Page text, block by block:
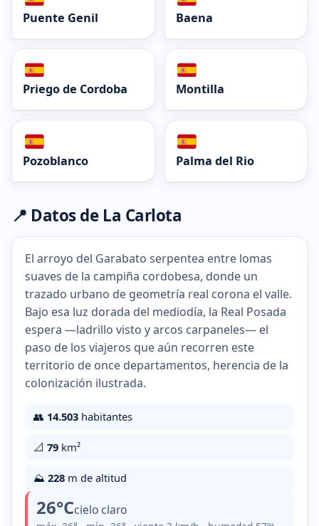
Puente Genil Baena
Priego de Cordoba Montilla
Pozoblanco Palma del Rio
📍 Datos de La Carlota
El arroyo del Garabato serpentea entre lomas
suaves de la campiña cordobesa, donde un
trazado urbano de geometría real corona el valle.
Bajo esa luz dorada del mediodía, la Real Posada
espera —ladrillo visto y arcos carpaneles— el
paso de los viajeros que aún recorren este
territorio de once departamentos, herencia de la
colonización ilustrada.
👥 14.503 habitantes
📐 79 km²
⛰️ 228 m de altitud
26°Ccielo claro